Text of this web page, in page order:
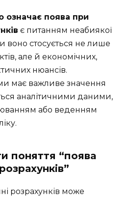
означає поява при
є питанням неабиякої
воно стосується не лише
але й економічних,
нюансів.
має важливе значення
аналітичними даними,
або веденням
поняття “поява
розрахунків може